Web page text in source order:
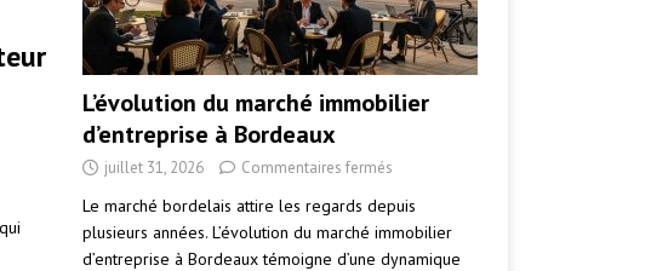
L’évolution du marché immobilier
d’entreprise à Bordeaux
juillet 31, 2026 Commentaires fermés
Le marché bordelais attire les regards depuis
plusieurs années. L’évolution du marché immobilier
d’entreprise à Bordeaux témoigne d’une dynamique